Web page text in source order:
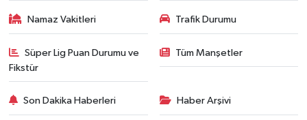
Namaz Vakitleri Trafik Durumu
Süper Lig Puan Durumu ve
Fikstür
Tüm Manşetler
Son Dakika Haberleri Haber Arşivi